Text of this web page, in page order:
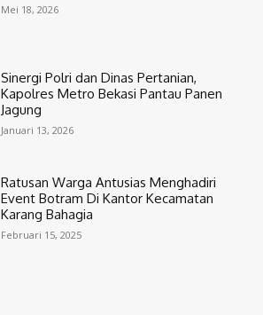
Mei 18, 2026
Sinergi Polri dan Dinas Pertanian,
Kapolres Metro Bekasi Pantau Panen
Jagung
Januari 13, 2026
Ratusan Warga Antusias Menghadiri
Event Botram Di Kantor Kecamatan
Karang Bahagia
Februari 15, 2025